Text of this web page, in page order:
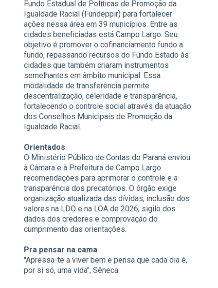
Fundo Estadual de Políticas de Promoção da
Igualdade Racial (Fundeppir) para fortalecer
ações nessa área em 39 municípios. Entre as
cidades beneficiadas está Campo Largo. Seu
objetivo é promover o cofinanciamento fundo a
fundo, repassando recursos do Fundo Estado às
cidades que também criaram instrumentos
semelhantes em âmbito municipal. Essa
modalidade de transferência permite
descentralização, celeridade e transparência,
fortalecendo o controle social através da atuação
dos Conselhos Municipais de Promoção da
Igualdade Racial.
Orientados
O Ministério Público de Contas do Paraná enviou
à Câmara e à Prefeitura de Campo Largo
recomendações para aprimorar o controle e a
transparência dos precatórios. O órgão exige
organização atualizada das dívidas, inclusão dos
valores na LDO e na LOA de 2026, sigilo dos
dados dos credores e comprovação do
cumprimento das orientações.
Pra pensar na cama
"Apressa-te a viver bem e pensa que cada dia é,
por si só, uma vida", Sêneca.